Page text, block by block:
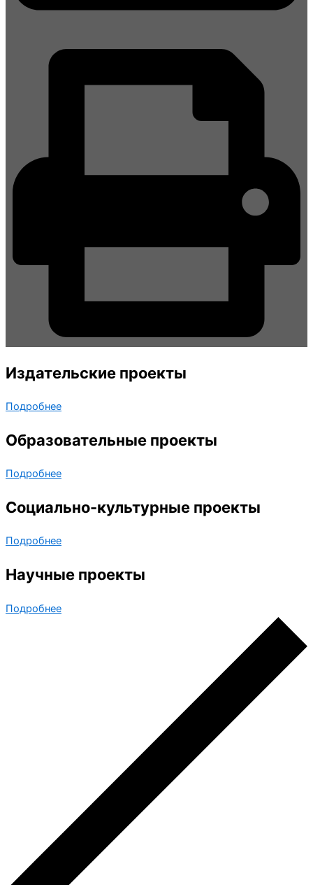
Издательские проекты
Подробнее
Образовательные проекты
Подробнее
Социально-культурные проекты
Подробнее
Научные проекты
Подробнее